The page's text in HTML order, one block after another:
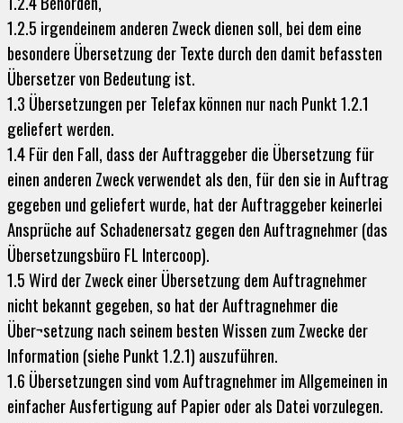
1.2.5 irgendeinem anderen Zweck dienen soll, bei dem eine
besondere Übersetzung der Texte durch den damit befassten
Übersetzer von Bedeutung ist.
1.3 Übersetzungen per Telefax können nur nach Punkt 1.2.1
geliefert werden.
1.4 Für den Fall, dass der Auftraggeber die Übersetzung für
einen anderen Zweck verwendet als den, für den sie in Auftrag
gegeben und geliefert wurde, hat der Auftraggeber keinerlei
Ansprüche auf Schadenersatz gegen den Auftragnehmer (das
Übersetzungsbüro FL Intercoop).
1.5 Wird der Zweck einer Übersetzung dem Auftragnehmer
nicht bekannt gegeben, so hat der Auftragnehmer die
Über¬setzung nach seinem besten Wissen zum Zwecke der
Information (siehe Punkt 1.2.1) auszuführen.
1.6 Übersetzungen sind vom Auftragnehmer im Allgemeinen in
einfacher Ausfertigung auf Papier oder als Datei vorzulegen.